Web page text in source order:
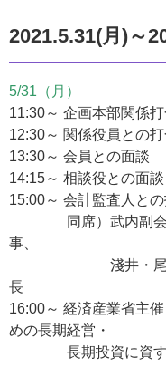
2021.5.31(月)～
5/31（月）
11:30～ 企画本部関係
12:30～ 関係役員との
13:30～ 会員との面談
14:15～ 相談役との面
15:00～ 会計監査人と
同席）武内副会長
事、
淺井・尾形・堀
長
16:00～ 経済産業省主
めの長期経営・
長期投資に資する